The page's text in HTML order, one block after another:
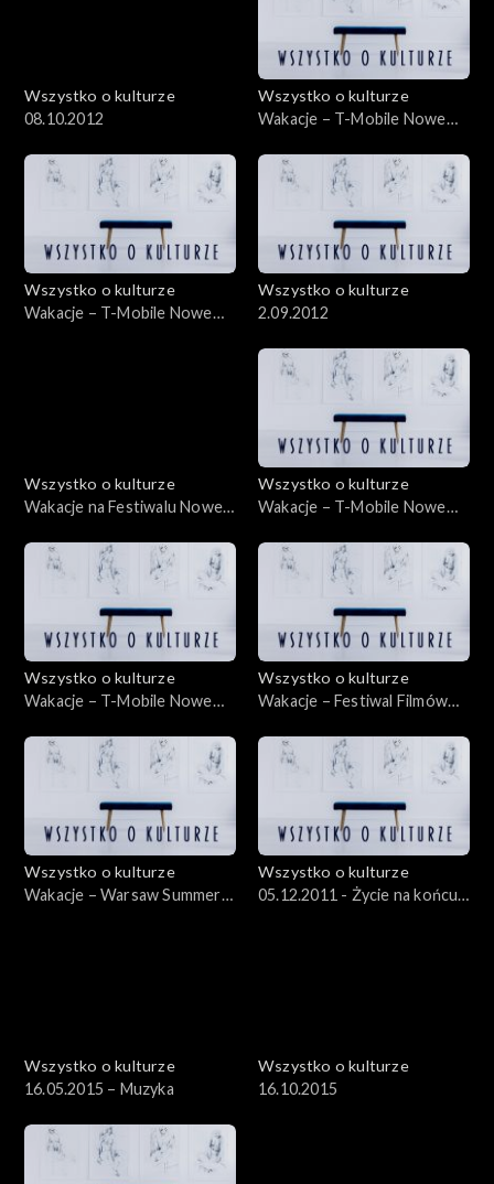
Wszystko o kulturze
08.10.2012
Wszystko o kulturze
Wakacje – T-Mobile Nowe
Wszystko o kulturze
Wakacje – T-Mobile Nowe
Wszystko o kulturze
2.09.2012
Wszystko o kulturze
Wakacje na Festiwalu Nowe
Wszystko o kulturze
Wakacje – T-Mobile Nowe
Wszystko o kulturze
Wakacje – T-Mobile Nowe
Wszystko o kulturze
Wakacje – Festiwal Filmów
13.07.2012
Wszystko o kulturze
Wakacje – Warsaw Summer
Wszystko o kulturze
05.12.2011 - Życie na końcu
Wszystko o kulturze
16.05.2015 – Muzyka
Wszystko o kulturze
16.10.2015